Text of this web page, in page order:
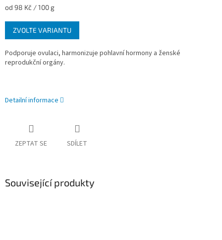
Měrná
od 98 Kč / 100 g
ZVOLTE VARIANTU
Podporuje ovulaci, harmonizuje pohlavní hormony a ženské
reprodukční orgány.
Detailní informace
ZEPTAT SE SDÍLET
Související produkty